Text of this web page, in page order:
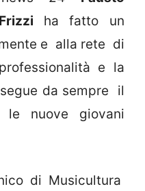
Frizzi ha fatto un
e alla rete di
e la
da sempre il
le nuove giovani
di Musicultura